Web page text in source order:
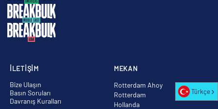
MEKAN
Rotterdam Ahoy
Rotterdam
Hollanda
İLETİŞİM
Bize Ulaşın
Basın Soruları
Davranış Kuralları
Türkçe